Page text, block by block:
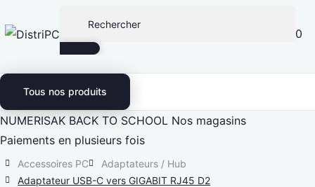
0
Tous nos produits
NUMERISAK BACK TO SCHOOL Nos magasins
Paiements en plusieurs fois
Accessoires PC
Adaptateurs / Hub
Adaptateur USB-C vers GIGABIT RJ45 D2